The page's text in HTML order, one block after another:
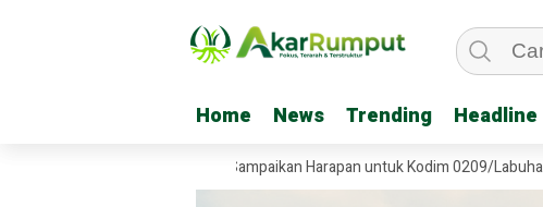
Home News Trending Headline
Home News Trending Headline
Tiga Kreator Ini Sampaikan Harapan untuk Kodim 0209/Labuhanbatu